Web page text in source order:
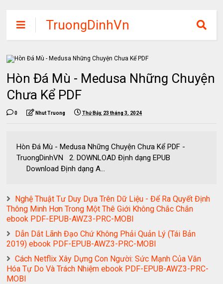
TruongDinhVn
Chia sẽ ebook,
các khóa học,
phần mềm học
tập miễn phí
Hòn Đá Mù - Medusa Những Chuyện
Chưa Kể PDF
0 Nhut Truong Thứ Bảy, 23 tháng 3, 2024
Hòn Đá Mù - Medusa Những Chuyện Chưa Kể PDF -
TruongDinhVN 2. DOWNLOAD Định dạng EPUB
Download Định dạng A...
Nghệ Thuật Tư Duy Dựa Trên Dữ Liệu - Để Ra Quyết Định
Thông Minh Hơn Trong Một Thê Giới Không Chắc Chắn
ebook PDF-EPUB-AWZ3-PRC-MOBI
Dẫn Dắt Lãnh Đạo Chứ Không Phải Quản Lý (Tái Bản
2019) ebook PDF-EPUB-AWZ3-PRC-MOBI
Cách Netflix Xây Dựng Con Người: Sức Mạnh Của Văn
Hóa Tự Do Và Trách Nhiệm ebook PDF-EPUB-AWZ3-PRC-
MOBI